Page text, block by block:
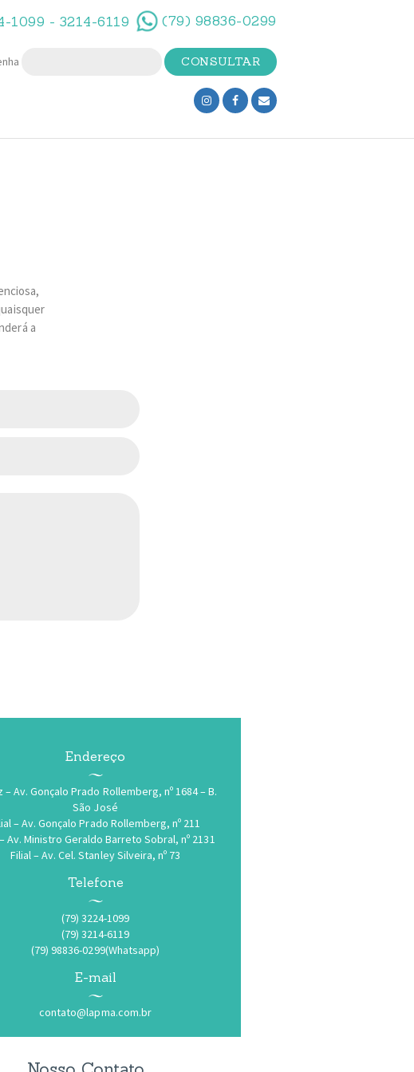
1099 - 3214-6119 (79) 98836-0299
a
Endereço
– Av. Gonçalo Prado Rollemberg, nº 1684 – B.
São José
– Av. Gonçalo Prado Rollemberg, nº 211
Av. Ministro Geraldo Barreto Sobral, nº 2131
Filial – Av. Cel. Stanley Silveira, nº 73
Telefone
(79) 3224-1099
(79) 3214-6119
(79) 98836-0299(Whatsapp)
E-mail
contato@lapma.com.br